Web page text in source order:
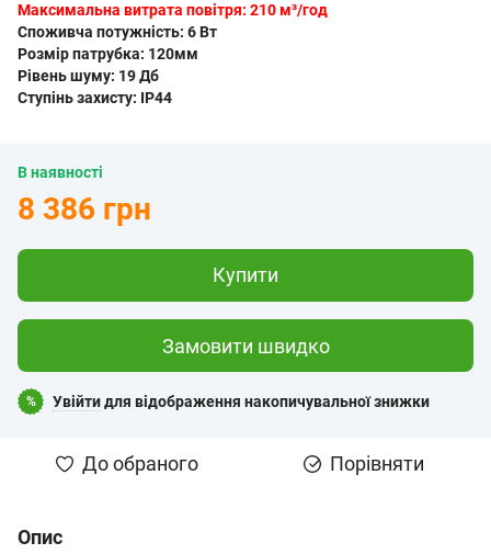
Максимальна витрата повітря: 210 м³/год
Споживча потужність: 6 Вт
Розмір патрубка: 120мм
Рівень шуму: 19 Дб
Ступінь захисту: IP44
В наявності
8 386 грн
Купити
Замовити швидко
% Увійтидля відображення накопичувальної знижки
До обраного Порівняти
Опис